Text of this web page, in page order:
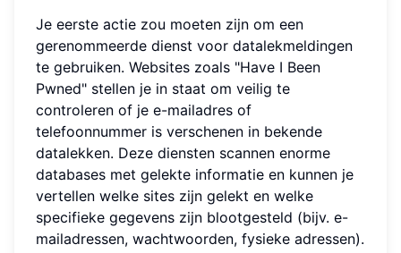
Je eerste actie zou moeten zijn om een
gerenommeerde dienst voor datalekmeldingen
te gebruiken. Websites zoals "Have I Been
Pwned" stellen je in staat om veilig te
controleren of je e-mailadres of
telefoonnummer is verschenen in bekende
datalekken. Deze diensten scannen enorme
databases met gelekte informatie en kunnen je
vertellen welke sites zijn gelekt en welke
specifieke gegevens zijn blootgesteld (bijv. e-
mailadressen, wachtwoorden, fysieke adressen).